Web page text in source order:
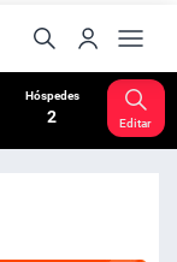
Hóspedes
2 Editar